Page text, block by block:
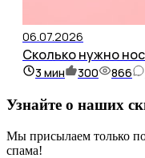
06.07.2026
Сколько нужно
3 мин 300 866
Узнайте о наших
Мы присылаем только
спама!